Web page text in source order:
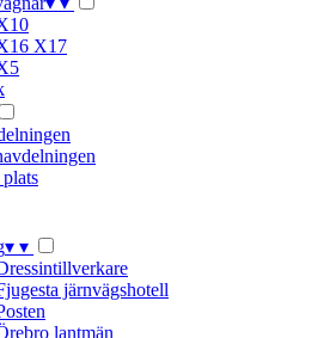
X17
▾ ▾
järnvägshotell
lantmän